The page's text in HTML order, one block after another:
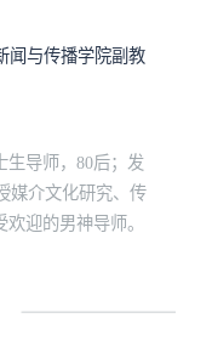
闻与传播学院副教
生导师，80后；发
媒介文化研究、传
迎的男神导师。